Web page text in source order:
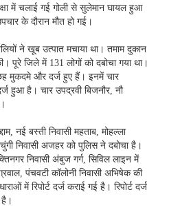
में चलाई गई गोली से सुलेमान घायल हुआ
के दौरान मौत हो गई।
ने खूब उत्पात मचाया था। तमाम दुकान
पूरे जिले में 131 लोगों को दबोचा गया था।
मुकदमे और दर्ज हुए हैं। इनमें चार
हुआ है। चार उपद्रवी बिजनौर, नौ
नई बस्ती निवासी महताब, मोहल्ला
चुंगी निवासी अजहर को पुलिस ने दबोचा है।
निवासी अंबुज गर्ग, सिविल लाइन में
पंचवटी कॉलोनी निवासी अभिषेक की
में रिपोर्ट दर्ज कराई गई है। रिपोर्ट दर्ज